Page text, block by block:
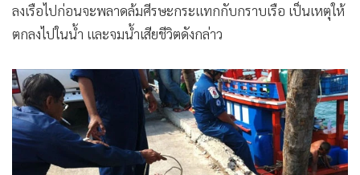
ลงเรือไปก่อนจะพลาดล้มศีรษะกระแทกกับกราบเรือ เป็นเหตุให้
ตกลงไปในน้ำ และจมน้ำเสียชีวิตดังกล่าว